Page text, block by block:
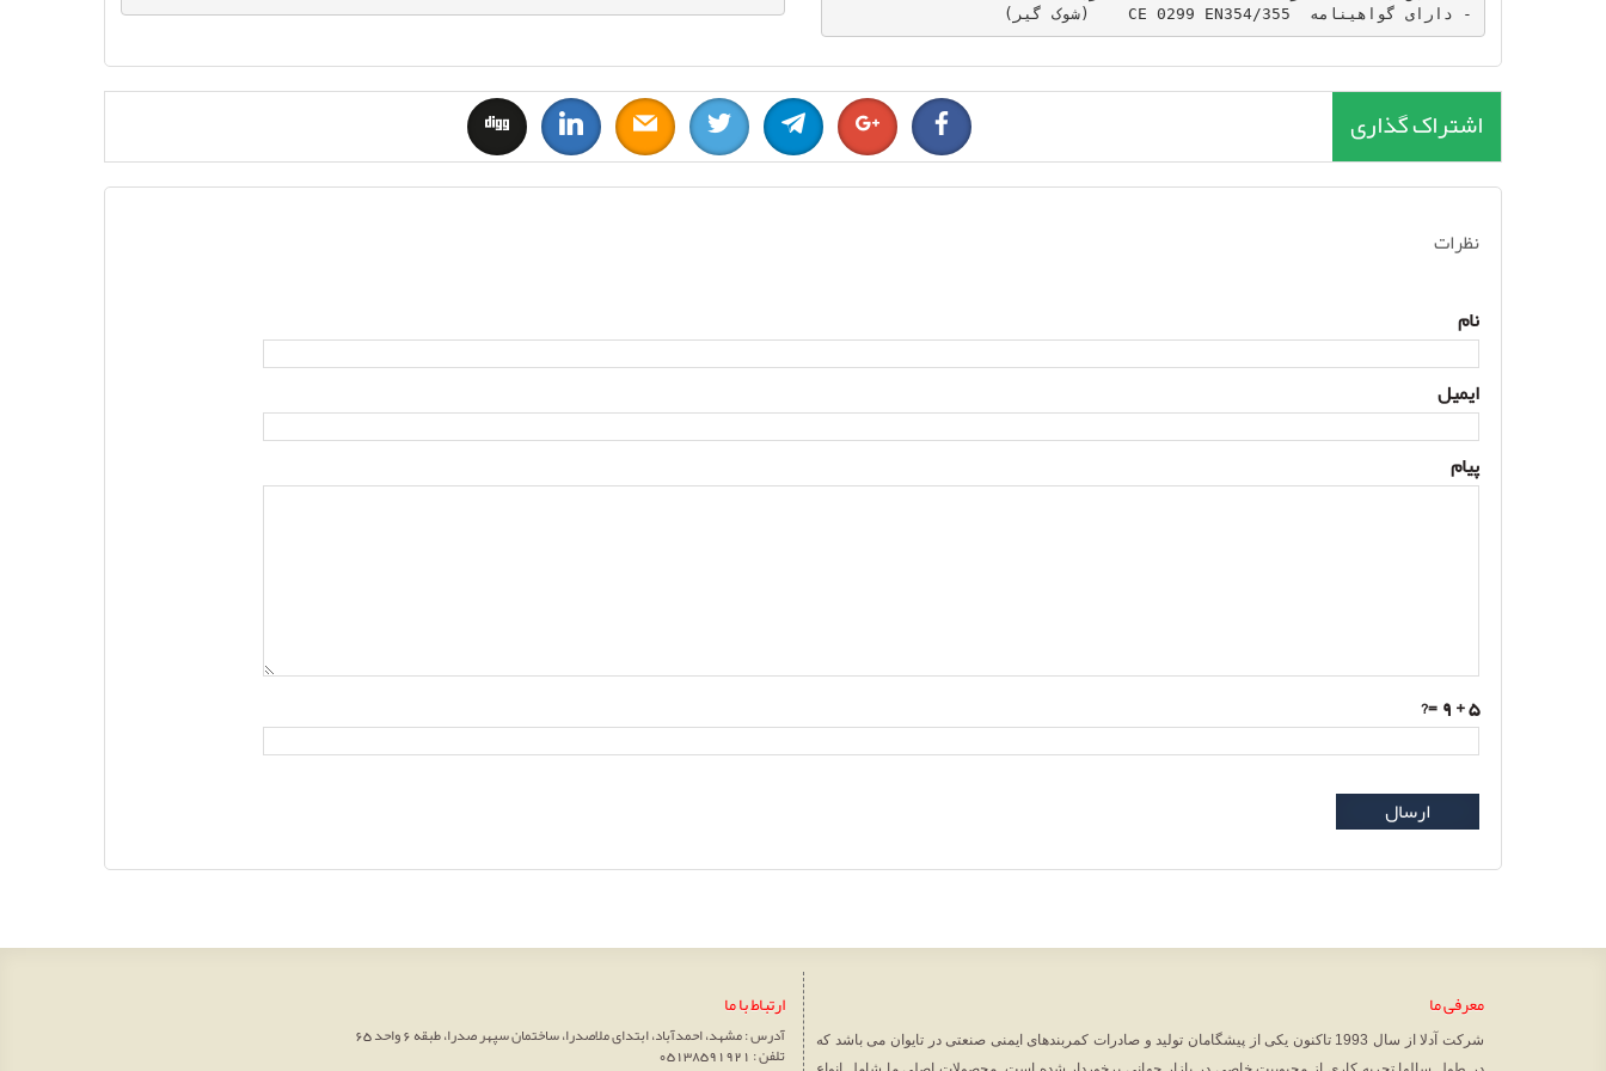
- دارای گواهینامه  CE 0299 EN354/355    (شوک گیر)
اشتراک گذاری
نظرات
نام
ایمیل
پیام
5 + 9
=?
ارسال
معرفی ما
شرکت آدلا از سال 1993 تاکنون یکی از پیشگامان تولید و صادرات کمربندهای ایمنی صنعتی در تایوان می باشد که
ارتباط با ما
آدرس : مشهد، احمدآباد، ابتدای ملاصدرا، ساختمان سپهر صدرا، طبقه 6 واحد 65
تلفن : 05138591921